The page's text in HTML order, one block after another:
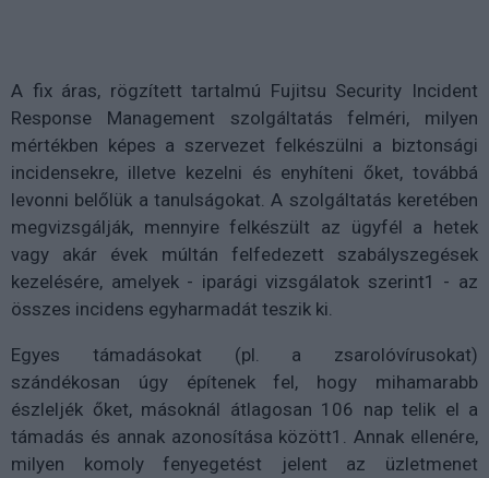
A fix áras, rögzített tartalmú Fujitsu Security Incident
Response Management szolgáltatás felméri, milyen
mértékben képes a szervezet felkészülni a biztonsági
incidensekre, illetve kezelni és enyhíteni őket, továbbá
levonni belőlük a tanulságokat. A szolgáltatás keretében
megvizsgálják, mennyire felkészült az ügyfél a hetek
vagy akár évek múltán felfedezett szabályszegések
kezelésére, amelyek - iparági vizsgálatok szerint1 - az
összes incidens egyharmadát teszik ki.
Egyes támadásokat (pl. a zsarolóvírusokat)
szándékosan úgy építenek fel, hogy mihamarabb
észleljék őket, másoknál átlagosan 106 nap telik el a
támadás és annak azonosítása között1. Annak ellenére,
milyen komoly fenyegetést jelent az üzletmenet